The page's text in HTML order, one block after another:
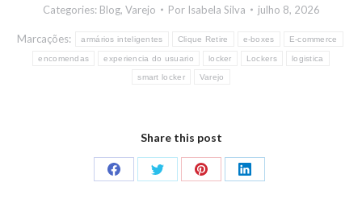
Categories: Blog, Varejo Por Isabela Silva julho 8, 2026
Marcações: armários inteligentes Clique Retire e-boxes E-commerce
encomendas experiencia do usuario locker Lockers logistica
smart locker Varejo
Share this post